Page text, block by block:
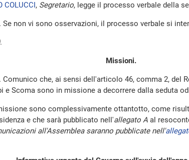
COLUCCI, Segretario, legge il processo verbale della
. Se non vi sono osservazioni, il processo verbale si
.
Missioni.
. Comunico che, ai sensi dell'articolo 46, comma 2, del
e Scoma sono in missione a decorrere dalla seduta
sono complessivamente ottantotto, come
e che sarà pubblicato nell'allegato A al
all'Assemblea saranno pubblicate nell'